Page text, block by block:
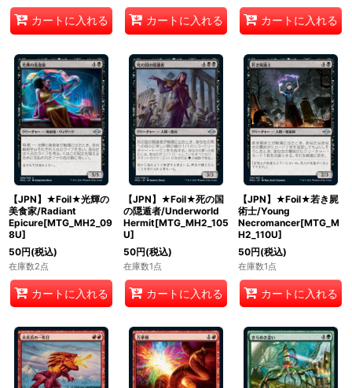
カートに入れる カートに入れる カートに入れる
【JPN】★Foil★光輝の
美食家/Radiant
Epicure[MTG_MH2_09
8U]
50円(税込)
在庫数2点
カートに入れる
【JPN】★Foil★死の国
の隠遁者/Underworld
Hermit[MTG_MH2_105
U]
50円(税込)
在庫数1点
カートに入れる
【JPN】★Foil★若き屍
術士/Young
Necromancer[MTG_M
H2_110U]
50円(税込)
在庫数1点
カートに入れる